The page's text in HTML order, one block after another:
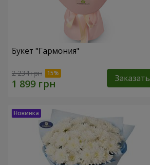
Букет "Гармония"
2 234 грн Заказать